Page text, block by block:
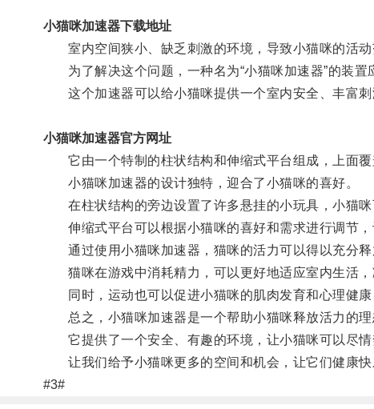
小猫咪加速器下载地址
室内空间狭小、缺乏刺激的环境，导致小猫咪的活动
为了解决这个问题，一种名为“小猫咪加速器”的装置
这个加速器可以给小猫咪提供一个室内安全、丰富刺
小猫咪加速器官方网址
它由一个特制的柱状结构和伸缩式平台组成，上面覆
小猫咪加速器的设计独特，迎合了小猫咪的喜好。
在柱状结构的旁边设置了许多悬挂的小玩具，小猫咪
伸缩式平台可以根据小猫咪的喜好和需求进行调节，
通过使用小猫咪加速器，猫咪的活力可以得以充分释
猫咪在游戏中消耗精力，可以更好地适应室内生活，
同时，运动也可以促进小猫咪的肌肉发育和心理健康
总之，小猫咪加速器是一个帮助小猫咪释放活力的理
它提供了一个安全、有趣的环境，让小猫咪可以尽情
让我们给予小猫咪更多的空间和机会，让它们健康快
#3#